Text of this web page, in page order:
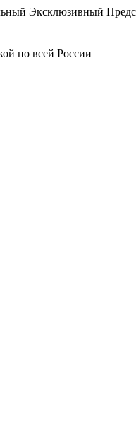
Эксклюзивный
по всей России